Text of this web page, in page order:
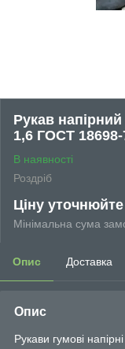
Рукав
1,6 ГОСТ 18698-
В наявності
Роздріб
Ціну уточнюйте
Мінімальна сума
Опис Доставка
Опис
Рукави гумові